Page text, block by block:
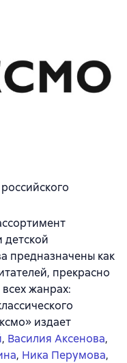
детской
предназначены как
прекрасно
жанрах:
издает
, Василия Аксенова,
, Ника Перумова,